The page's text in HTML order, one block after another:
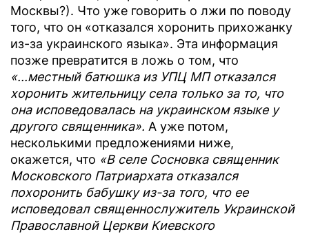
Москвы?). Что уже говорить о лжи по поводу
того, что он «отказался хоронить прихожанку
из-за украинского языка». Эта информация
позже превратится в ложь о том, что
«...местный батюшка из УПЦ МП отказался
хоронить жительницу села только за то, что
она исповедовалась на украинском языке у
другого священника». А уже потом,
несколькими предложениями ниже,
окажется, что «В селе Сосновка священник
Московского Патриархата отказался
похоронить бабушку из-за того, что ее
исповедовал священнослужитель Украинской
Православной Церкви Киевского